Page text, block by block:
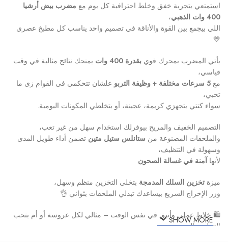
استمتعي بتجربة خفق وخلط احترافية كل يوم مع مضرب بيض أرشيا
400 وات الذهبي
،
اللي بيجمع بين القوة والأناقة في تصميم واحد يناسب كل مطبخ عصري
💛
يأتي المضرب بمحرك قويبقدرة 400 وات
يمنحك نتائج مثالية في وقت
قياسي،
مع5 سرعات مختلفة + وظيفة التربو
علشان تتحكمي في القوام زي ما
تحبي،
سواء كنتي بتجهزي كريمة، عجينة، أو بتخلطي المكونات اليومية.
التصميم الخفيف والمريح بيوفرلك استخدام سهل من غير تعب،
والملحقات المصنوعة من ستانلس ستيل متين تضمن أداء طويل المدى
وسهولة في التنظيف،
لأنهاآمنة في غسالة الصحون.
ميزةتخزين السلك المدمجة بتخلي التخزين منظم وسهل،
وزر الإخراج السريع بيساعدك تبدلي الملحقات بثواني 👌
🛍️ خلاط عملي وأنيق في نفس الوقت – مثالي لكل عروسة أو أم بتحب
التنظيم والجودة.
SHOW MORE